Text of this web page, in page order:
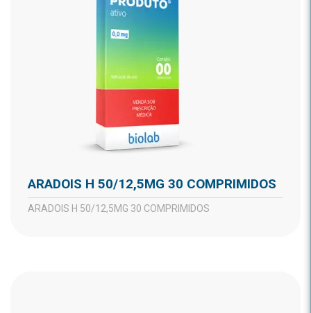
ARADOIS H 50/12,5MG 30 COMPRIMIDOS
ARADOIS H 50/12,5MG 30 COMPRIMIDOS